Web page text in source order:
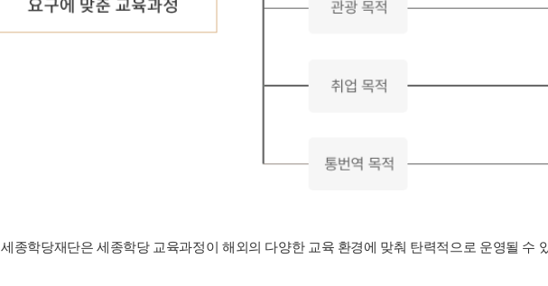
세종학당재단은 세종학당 교육과정이 해외의 다양한 교육 환경에 맞춰 탄력적으로 운영될 수